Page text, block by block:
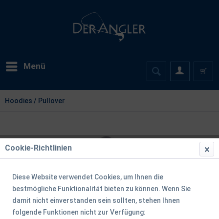
Menü
Hoodies / Pullover
Cookie-Richtlinien
Diese Website verwendet Cookies, um Ihnen die
bestmögliche Funktionalität bieten zu können. Wenn Sie
damit nicht einverstanden sein sollten, stehen Ihnen
folgende Funktionen nicht zur Verfügung: